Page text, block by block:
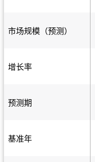
市场规模（预测）
增长率
预测期
基准年